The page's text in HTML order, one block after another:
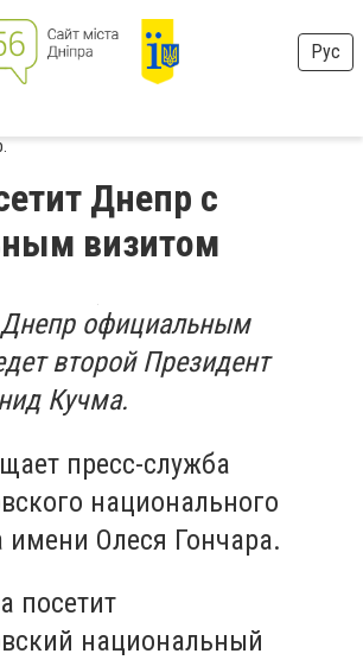
Рус
Днепр с
визитом
Днепр официальным
второй Президент
Кучма.
пресс-служба
национального
имени Олеся Гончара.
посетит
национальный